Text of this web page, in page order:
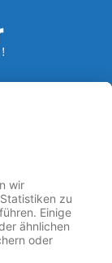
gut
und den
Reparatur-